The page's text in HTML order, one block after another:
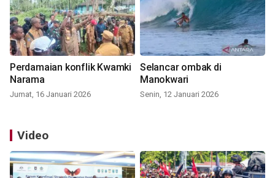
Perdamaian konflik Kwamki
Narama
Jumat, 16 Januari 2026
Selancar ombak di
Manokwari
Senin, 12 Januari 2026
Video